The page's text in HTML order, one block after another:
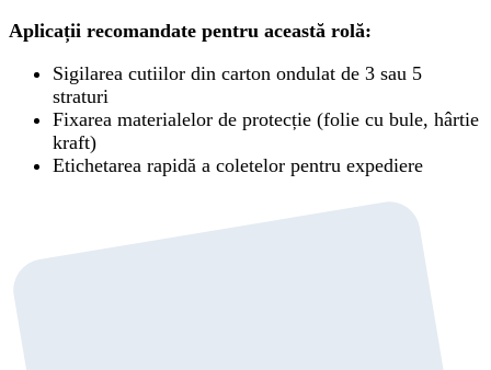
Aplicații recomandate pentru această rolă:
Sigilarea cutiilor din carton ondulat de 3 sau 5
straturi
Fixarea materialelor de protecție (folie cu bule, hârtie
kraft)
Etichetarea rapidă a coletelor pentru expediere